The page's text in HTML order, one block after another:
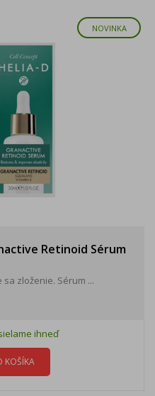
NOVINKA
Retinoid Sérum
zloženie. Sérum ...
ihneď
KOŠÍKA